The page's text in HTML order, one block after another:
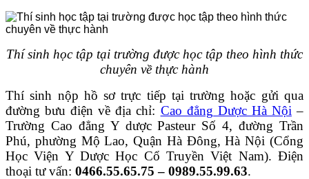
Thí sinh học tập tại trường được học tập theo hình thức
chuyên về thực hành
Thí sinh nộp hồ sơ trực tiếp tại trường hoặc gửi qua
đường bưu điện về địa chỉ: Cao đẳng Dược Hà Nội –
Trường Cao đẳng Y dược Pasteur Số 4, đường Trần
Phú, phường Mộ Lao, Quận Hà Đông, Hà Nội (Cổng
Học Viện Y Dược Học Cổ Truyền Việt Nam). Điện
thoại tư vấn: 0466.55.65.75 – 0989.55.99.63.